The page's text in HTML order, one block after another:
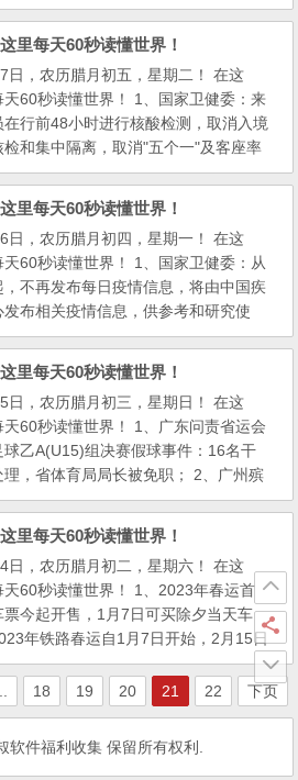
地领事处将于1月3日恢复常规领事服务
交通运输部：国际道路客运将逐步有序
2、国家广播电视总局：国家对国产网
发行实行许可制度；最高法：未成年人
赏、游戏充值可请求返还费用； 3、工
规定：未经用户...
里每天60秒读懂世界！
日，农历腊月初五，星期二！ 在这
天60秒读懂世界！ 1、国家卫健委：来
在行前48小时进行核酸检测，取消入境
检和集中隔离，取消"五个一"及客座率
。有序恢复中国公民出境旅游。将新冠
名为"新型冠状病毒感染"，1月8日起实
乙管"； 2、媒体：辉瑞新冠药已送至
区医院，到货量不高、开药对象须有重
。北京多家社区卫生中心证实：...
里每天60秒读懂世界！
日，农历腊月初四，星期一！ 在这
天60秒读懂世界！ 1、国家卫健委：从
，不再发布每日疫情信息，将由中国疾
发布相关疫情信息，供参考和研究使
官方：调整智飞龙科马重组新冠病毒
细胞)接种人群范围，扩大至3岁以
； 3、广州市五羊天象馆：25日前后，
、水文和气象等因素影响，广州珠江或
最大咸潮。专家提醒做好储水准备；
古：将建三级公立...
里每天60秒读懂世界！
日，农历腊月初三，星期日！ 在这
天60秒读懂世界！ 1、广东问责省运会
球乙A(U15)组决赛假球事件：16名干
理，省体育局局长被免职； 2、广州殡
中心：出殡业务原则上延至2023年1月
申办； 3、福建南平市武夷山、建瓯、
多地对集中隔离场所实行收费管理：每
150元含食宿；云南：24日起限购退热
及新冠抗原检测试剂； 4、24日中午，
宁县西部黄金伊犁...
里每天60秒读懂世界！
日，农历腊月初二，星期六！ 在这
天60秒读懂世界！ 1、2023年春运首
票今起开售，1月7日可买除夕当天车
年铁路春运自1月7日开始，2月15日
共40天； 2、国铁集团：取消学生优惠
限制，可在一学年内任意时间购买4
两部门：明年3月底前，网上涉股市
非法荐股信息得到基本处置； 4、外交
余茂春、托德·斯坦恩采取反制裁措
18 19 20 21 22 下页
软件福利收集 保留所有权利.